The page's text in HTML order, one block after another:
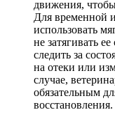
движения,
Для временной
использовать
не затягивать
следить за
на отеки или
случае,
обязательным
восстановления.